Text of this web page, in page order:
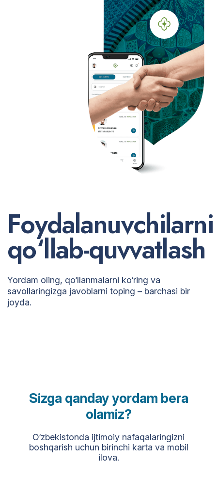
Foydalanuvchilarni
qo‘llab-quvvatlash
Yordam oling, qo‘llanmalarni ko‘ring va
savollaringizga javoblarni toping – barchasi bir
joyda.
Sizga qanday yordam bera
olamiz?
O‘zbekistonda ijtimoiy nafaqalaringizni
boshqarish uchun birinchi karta va mobil
ilova.